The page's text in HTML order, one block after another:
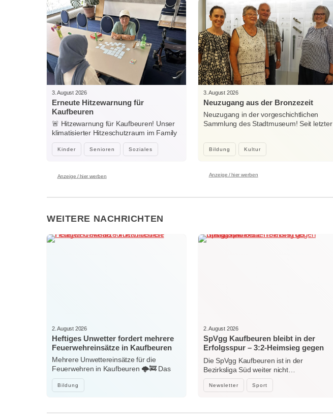
Kinder Senioren Soziales
3. August 2026
Erneute Hitzewarnung für
Kaufbeuren
🚨 Hitzewarnung für Kaufbeuren! Unser
klimatisierter Hitzeschutzraum im Family
Center…
Bildung Kultur
3. August 2026
Neuzugang aus der Bronzezeit
Neuzugang in der vorgeschichtlichen
Sammlung des Stadtmuseum! Seit letzter
Anzeige / hier werben Anzeige / hier werben
WEITERE NACHRICHTEN
Bildung
2. August 2026
Heftiges Unwetter fordert mehrere
Feuerwehreinsätze in Kaufbeuren
Mehrere Unwettereinsätze für die
Feuerwehren in Kaufbeuren 🌩️🚒 Das
heftige…
Newsletter Sport
2. August 2026
SpVgg Kaufbeuren bleibt in der
Erfolgsspur – 3:2-Heimsieg gegen
Niedersonthofen
Die SpVgg Kaufbeuren ist in der
Bezirksliga Süd weiter nicht…